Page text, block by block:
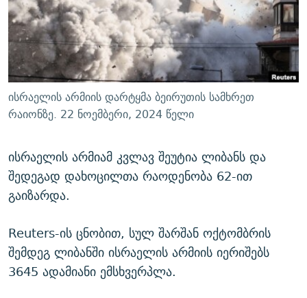
ᲛᲝᲚᲐᲞᲐᲠᲐᲙᲔ ᲢᲔᲥᲡᲢᲔᲑᲘ
ᲨᲘᲜ - ᲣᲪᲮᲝᲔᲗᲨᲘ
ᲚᲘᲢᲔᲠᲐᲢᲣᲠᲣᲚᲘ ᲬᲐᲮᲜᲐᲒᲔᲑᲘ
ᲐᲛᲔᲠᲘᲙᲣᲚᲘ ᲛᲝᲗᲮᲠᲝᲑᲐ
ᲘᲛᲞᲔᲠᲘᲐ ᲓᲐ ᲠᲐᲓᲘᲝ
ᲩᲔᲛᲘ ᲡᲘᲙᲕᲓᲘᲚᲘᲡ ᲛᲘᲖᲔᲖᲘᲐ COVID-19
11 ᲬᲔᲚᲘ - 11 ᲐᲛᲑᲐᲕᲘ
ᲡᲐᲞᲐᲠᲚᲐᲛᲔᲜᲢᲝ ᲐᲠᲩᲔᲕᲜᲔᲑᲘᲡ ᲘᲡᲢᲝᲠᲘᲐ
ᲑᲐᲕᲨᲕᲔᲑᲘ ᲞᲠᲝᲡᲢᲘᲢᲣᲪᲘᲐᲨᲘ - ᲐᲛᲝᲣᲗᲥᲛᲔᲚᲘ ᲐᲛᲑᲐᲕᲘ
5 ᲐᲛᲑᲐᲕᲘ - 20 ᲘᲕᲜᲘᲡᲡ ᲓᲐᲨᲐᲕᲔᲑᲣᲚᲔᲑᲘ
ПРИВЕТ ᲙᲣᲚᲢᲣᲠᲐ
ᲒᲐᲛᲝᲘᲬᲔᲠᲔ
რთე/რთ-ის ყველა საიტი
ისრაელის არმიის დარტყმა ბეირუთის სამხრეთ
რაიონზე. 22 ნოემბერი, 2024 წელი
ისრაელის არმიამ კვლავ შეუტია ლიბანს და
შედეგად დახოცილთა რაოდენობა 62-ით
გაიზარდა.
Reuters-ის ცნობით, სულ შარშან ოქტომბრის
შემდეგ ლიბანში ისრაელის არმიის იერიშებს
3645 ადამიანი ემსხვერპლა.